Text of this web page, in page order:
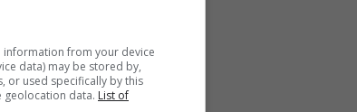
from your device
data) may be stored by,
or used specifically by this
geolocation data. List of